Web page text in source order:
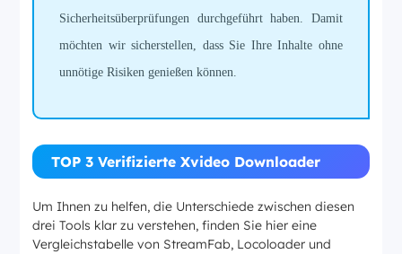
Sicherheitsüberprüfungen durchgeführt haben. Damit
möchten wir sicherstellen, dass Sie Ihre Inhalte ohne
unnötige Risiken genießen können.
TOP 3 Verifizierte Xvideo Downloader
Um Ihnen zu helfen, die Unterschiede zwischen diesen
drei Tools klar zu verstehen, finden Sie hier eine
Vergleichstabelle von StreamFab, Locoloader und